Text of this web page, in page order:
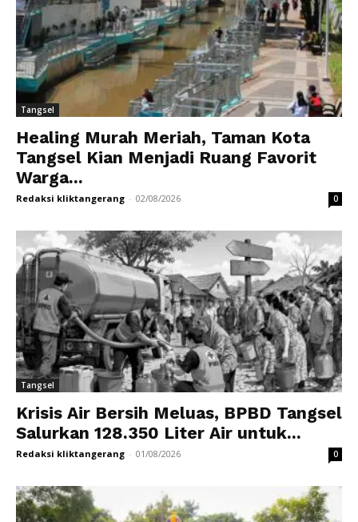
Tangsel
Healing Murah Meriah, Taman Kota
Tangsel Kian Menjadi Ruang Favorit
Warga...
Redaksi kliktangerang - 02/08/2026 0
Tangsel
Krisis Air Bersih Meluas, BPBD Tangsel
Salurkan 128.350 Liter Air untuk...
Redaksi kliktangerang - 01/08/2026 0